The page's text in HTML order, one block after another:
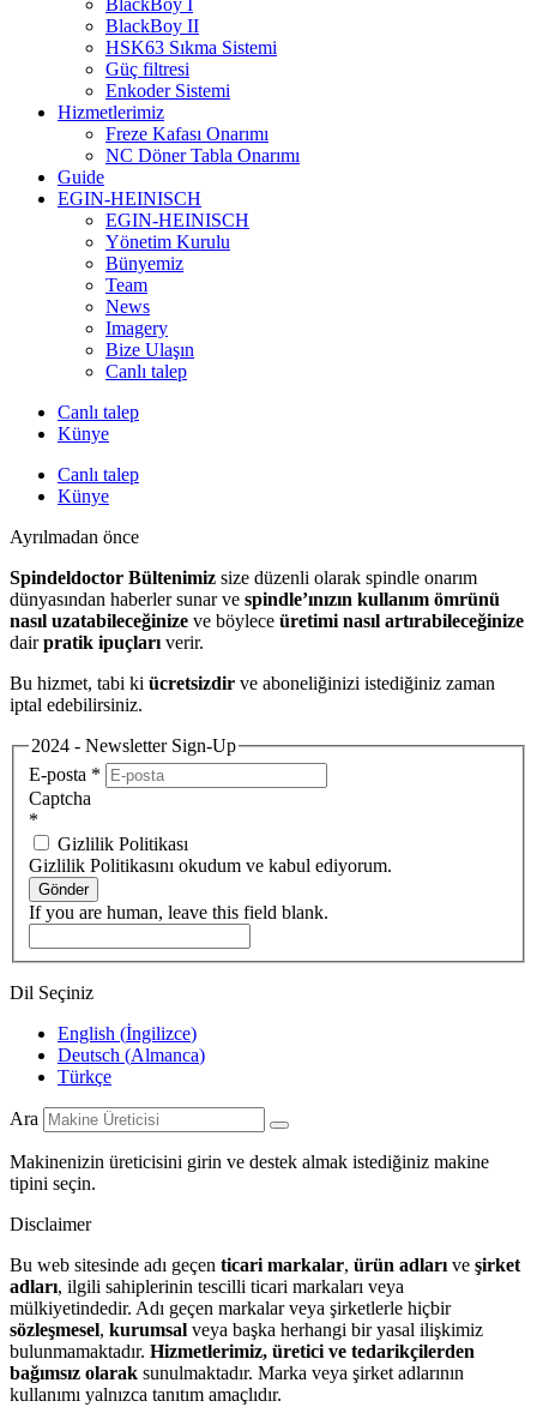
BlackBoy II
HSK63 Sıkma Sistemi
Güç filtresi
Enkoder Sistemi
Hizmetlerimiz
Freze Kafası Onarımı
NC Döner Tabla Onarımı
Guide
EGIN-HEINISCH
EGIN-HEINISCH
Yönetim Kurulu
Bünyemiz
Team
News
Imagery
Bize Ulaşın
Canlı talep
Canlı talep
Künye
Canlı talep
Künye
Ayrılmadan önce
Spindeldoctor Bültenimiz size düzenli olarak spindle onarım
dünyasından haberler sunar ve spindle’ınızın kullanım ömrünü
nasıl uzatabileceğinize ve böylece üretimi nasıl artırabileceğinize
dairpratik ipuçları verir.
Bu hizmet, tabi ki ücretsizdir ve aboneliğinizi istediğiniz zaman
iptal edebilirsiniz.
2024 - Newsletter Sign-Up
E-posta *
Captcha
*
Gizlilik Politikası
Gizlilik Politikasını okudum ve kabul ediyorum.
Gönder
If you are human, leave this field blank.
Dil Seçiniz
English (İngilizce)
Deutsch (Almanca)
Türkçe
Ara
Makinenizin üreticisini girin ve destek almak istediğiniz makine
tipini seçin.
Disclaimer
Bu web sitesinde adı geçen ticari markalar, ürün adları ve şirket
adları, ilgili sahiplerinin tescilli ticari markaları veya
mülkiyetindedir. Adı geçen markalar veya şirketlerle hiçbir
sözleşmesel, kurumsal veya başka herhangi bir yasal ilişkimiz
bulunmamaktadır. Hizmetlerimiz, üretici ve tedarikçilerden
bağımsız olarak sunulmaktadır. Marka veya şirket adlarının
kullanımı yalnızca tanıtım amaçlıdır.